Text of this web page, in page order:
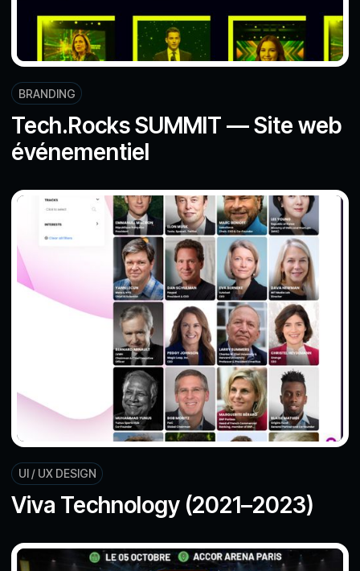
BRANDING
Tech.Rocks SUMMIT — Site web
événementiel
UI / UX DESIGN
Viva Technology (2021–2023)